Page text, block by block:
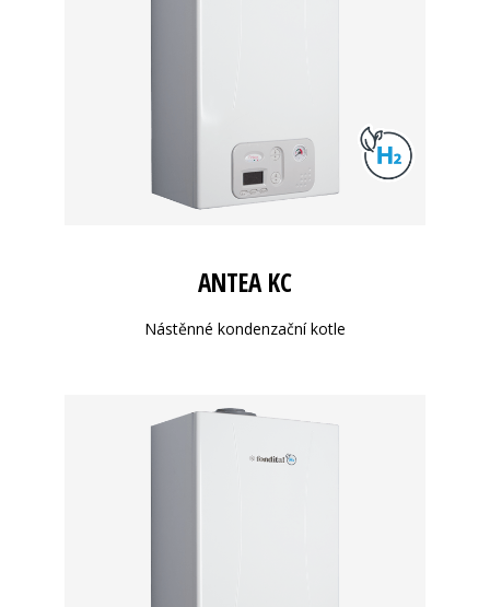
ANTEA KC
Nástěnné kondenzační kotle